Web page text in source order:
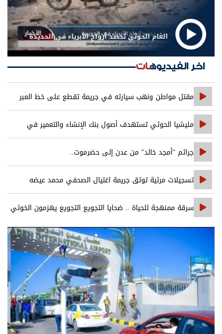
الغام الحوثي تحصد أرواح الأبرياء في الحديدة
اخر الفيديوهات
مقتل مواطن ونهب سيارته في جريمة تقطع على خط العبر
مليشيا الحوثي تستهدف أصول بنك الإنشاء والتعمير في
صنعاء
جرائم "أمجد خالد" من عدن إلى حضرموت..
تسجيلات مرئية توثق جريمة اغتيال الصحفي محمد عيضه
سرقة ممنهجة للحياة .. ضحايا التجويع التجويع يهزمون الخوثي